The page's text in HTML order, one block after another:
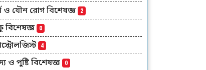
ও যৌন রোগ বিশেষজ্ঞ 2
বিশেষজ্ঞ 0
4
ও পুষ্টি বিশেষজ্ঞ 0